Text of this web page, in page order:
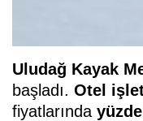
Uludağ Kayak
başladı. Otel
fiyatlarında